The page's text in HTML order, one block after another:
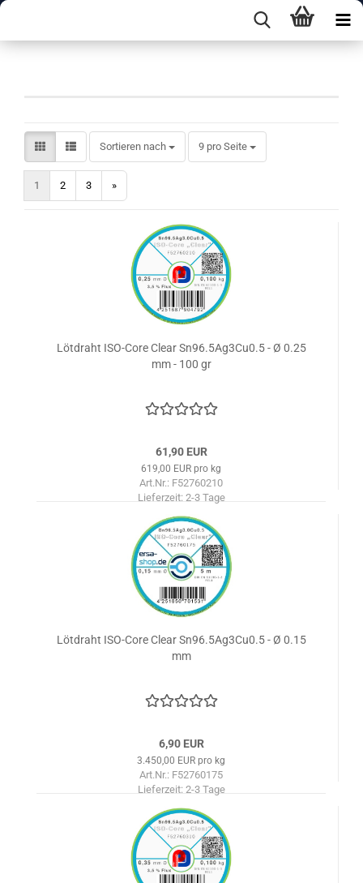
Sortieren nach
Sortieren nach 9 pro Seite
pro Seite
1 2 3 »
Lötdraht ISO-Core Clear Sn96.5Ag3Cu0.5 - Ø 0.25
mm - 100 gr
61,90 EUR
619,00 EUR pro kg
Art.Nr.: F52760210
Lieferzeit: 2-3 Tage
Lötdraht ISO-Core Clear Sn96.5Ag3Cu0.5 - Ø 0.15
mm
6,90 EUR
3.450,00 EUR pro kg
Art.Nr.: F52760175
Lieferzeit: 2-3 Tage